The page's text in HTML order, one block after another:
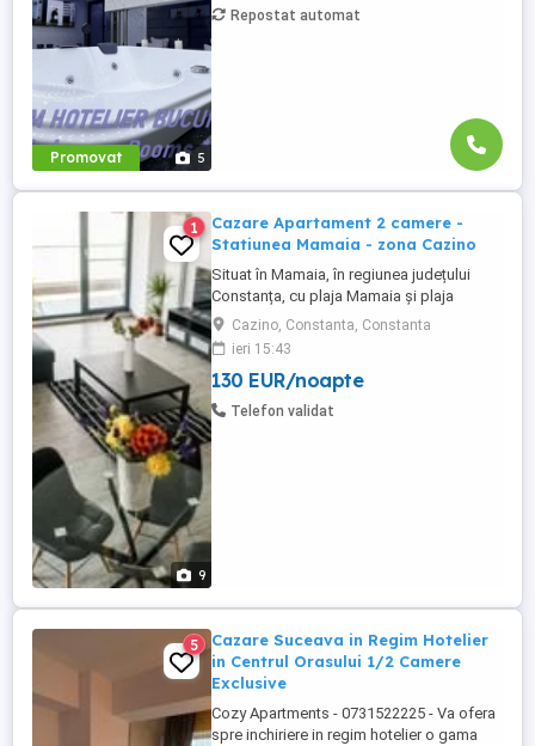
Promovat 5
Politia Locala Sector 3 ) Loc de parcare ...
Repostat automat
9
1
Cazare Apartament 2 camere -
Statiunea Mamaia - zona Cazino
Situat în Mamaia, în regiunea județului
Constanța, cu plaja Mamaia și plaja
Myrtos în apropiere, Diamond View
Apartments oferă cazare cu parcare
privată gratuită garantată pentru fiecare
apartament. Apartamente cu doua camera
de inchiriat in regim hotelier, Statiunea
Cazino, Constanta, Constanta
ieri 15:43
130 EUR/noapte
Telefon validat
5
Cazare Suceava in Regim Hotelier
in Centrul Orasului 1/2 Camere
Exclusive
Cozy Apartments - 0731522225 - Va ofera
spre inchiriere in regim hotelier o gama